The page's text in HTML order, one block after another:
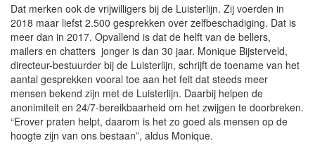
Dat merken ook de vrijwilligers bij de Luisterlijn. Zij voerden in
2018 maar liefst 2.500 gesprekken over zelfbeschadiging. Dat is
meer dan in 2017. Opvallend is dat de helft van de bellers,
mailers en chatters jonger is dan 30 jaar. Monique Bijsterveld,
directeur-bestuurder bij de Luisterlijn, schrijft de toename van het
aantal gesprekken vooral toe aan het feit dat steeds meer
mensen bekend zijn met de Luisterlijn. Daarbij helpen de
anonimiteit en 24/7-bereikbaarheid om het zwijgen te doorbreken.
“Erover praten helpt, daarom is het zo goed als mensen op de
hoogte zijn van ons bestaan”, aldus Monique.